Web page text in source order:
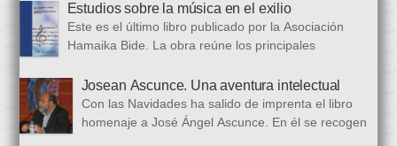
protagonismos y cargos oficiales. Sus aficiones […]
Estudios sobre la música en el exilio
Este es el último libro publicado por la Asociación
Hamaika Bide. La obra reúne los principales
celebrado en 2023. Bajo ese epígrafe se han recogido un total
de dieciséis ponencias. El libro se ha estructurado en tres
bloques. En el primero se analizan aspectos generales del arte
popular […]
Josean Ascunce. Una aventura intelectual
Con las Navidades ha salido de imprenta el libro
homenaje a José Ángel Ascunce. En él se recogen